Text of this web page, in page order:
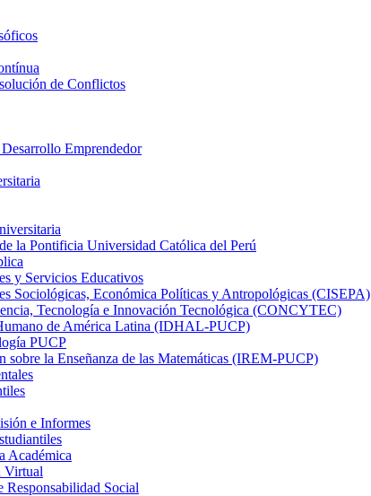
de Conflictos
Emprendedor
la Pontificia Universidad Católica del Perú
y Servicios Educativos
Sociológicas, Económica Políticas y Antropológicas (CISEPA)
Tecnología e Innovación Tecnológica (CONCYTEC)
de América Latina (IDHAL-PUCP)
PUCP
sobre la Enseñanza de las Matemáticas (IREM-PUCP)
e Informes
Académica
Virtual
Responsabilidad Social